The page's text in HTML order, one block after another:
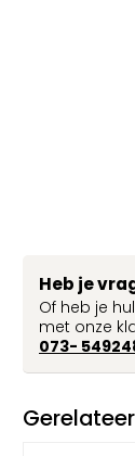
Heb je
Of heb je
met onze
073-